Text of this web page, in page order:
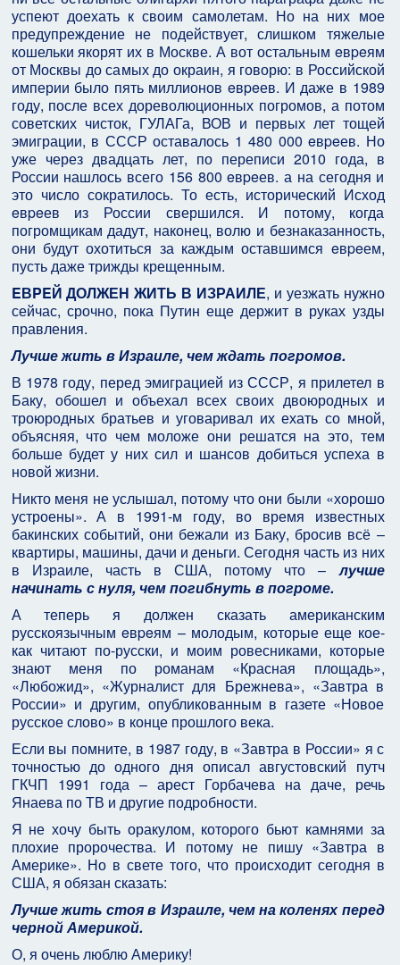
успеют доехать к своим самолетам. Но на них мое
предупреждение не подействует, слишком тяжелые
кошельки якорят их в Москве. А вот остальным eвpeям
от Москвы до самых до окраин, я говорю: в Российской
империи было пять миллионов eвpeев. И даже в 1989
году, после всех дореволюционных погромов, а потом
советских чисток, ГУЛАГа, ВОВ и первых лет тощей
эмиграции, в СССР оставалось 1 480 000 eвpeев. Но
уже через двадцать лет, по переписи 2010 года, в
России нашлось всего 156 800 eвpeев. а на сегодня и
это число сократилось. То есть, исторический Исход
eвpeев из России свершился. И потому, когда
погромщикам дадут, наконец, волю и безнаказанность,
они будут охотиться за каждым оставшимся eвpeем,
пусть даже трижды крещенным.
EВPEЙ ДОЛЖЕН ЖИТЬ В ИЗРАИЛЕ, и уезжать нужно
сейчас, срочно, пока Путин еще держит в руках узды
правления.
Лучше жить в Израиле, чем ждать погромов.
В 1978 году, перед эмиграцией из СССР, я прилетел в
Баку, обошел и объехал всех своих двоюродных и
троюродных братьев и уговаривал их ехать со мной,
объясняя, что чем моложе они решатся на это, тем
больше будет у них сил и шансов добиться успеха в
новой жизни.
Никто меня не услышал, потому что они были «хорошо
устроены». А в 1991-м году, во время известных
бакинских событий, они бежали из Баку, бросив всё –
квартиры, машины, дачи и деньги. Сегодня часть из них
в Израиле, часть в США, потому что –лучше
начинать с нуля, чем погибнуть в погроме.
А теперь я должен сказать американским
русскоязычным eвpeям – молодым, которые еще кое-
как читают по-русски, и моим ровесниками, которые
знают меня по романам «Красная площадь»,
«Любожид», «Журналист для Брежнева», «Завтра в
России» и другим, опубликованным в газете «Новое
русское слово» в конце прошлого века.
Если вы помните, в 1987 году, в «Завтра в России» я с
точностью до одного дня описал августовский путч
ГКЧП 1991 года – арест Горбачева на даче, речь
Янаева по ТВ и другие подробности.
Я не хочу быть оракулом, которого бьют камнями за
плохие пророчества. И потому не пишу «Завтра в
Америке». Но в свете того, что происходит сегодня в
США, я обязан сказать:
Лучше жить стоя в Израиле, чем на коленях перед
черной Америкой.
О, я очень люблю Америку!